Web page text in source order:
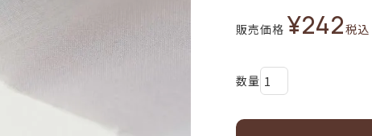
販売価格 ¥242税込